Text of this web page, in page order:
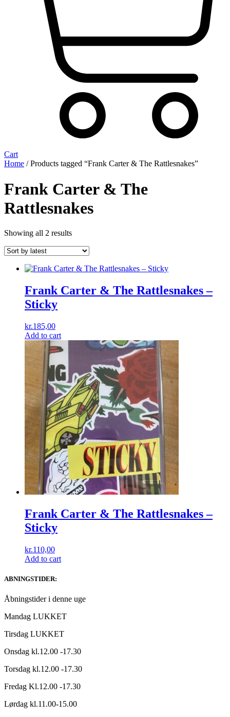
Cart
Home / Products tagged “Frank Carter & The Rattlesnakes”
Frank Carter & The
Rattlesnakes
Showing all 2 resultsSorted
latest
Frank Carter & The Rattlesnakes –
Sticky
kr.185,00
Add to cart
Frank Carter & The Rattlesnakes ‎–
Sticky
kr.110,00
Add to cart
ABNINGSTIDER:
Åbningstider i denne uge
Mandag LUKKET
Tirsdag LUKKET
Onsdag kl.12.00 -17.30
Torsdag kl.12.00 -17.30
Fredag Kl.12.00 -17.30
Lørdag kl.11.00-15.00